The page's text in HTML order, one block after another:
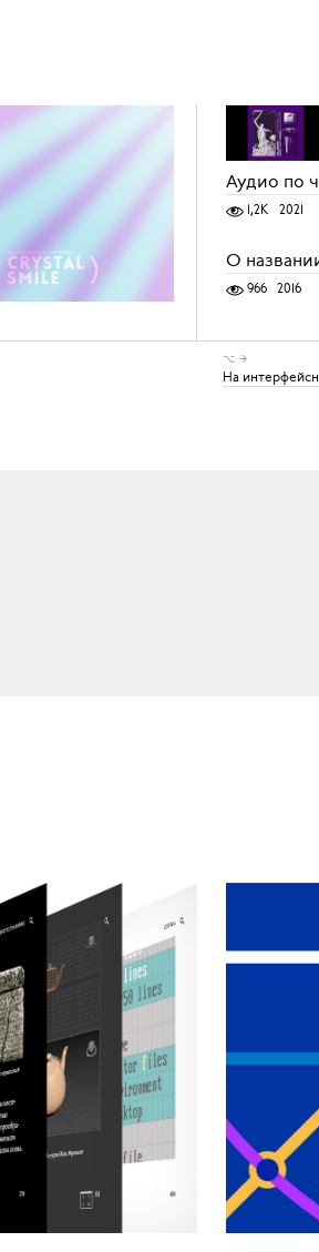
Аудио по
1,2K 2021
О
966 2016
⌥ →
На